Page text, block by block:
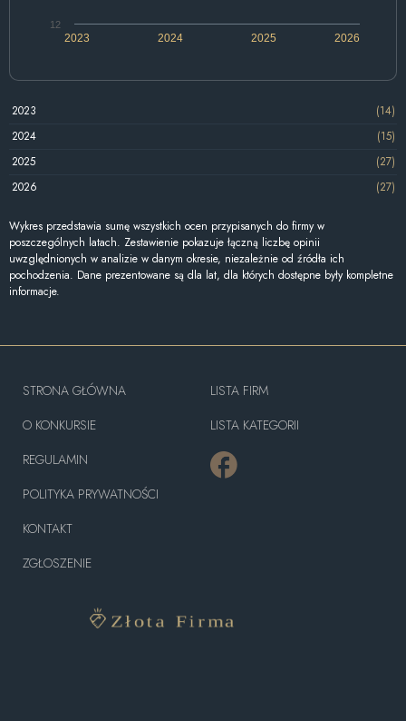
2024 2026
2023 2025
12
2023
(14)
2024
(15)
2025
(27)
2026
(27)
Wykres przedstawia sumę wszystkich ocen przypisanych do firmy w
poszczególnych latach. Zestawienie pokazuje łączną liczbę opinii
uwzględnionych w analizie w danym okresie, niezależnie od źródła ich
pochodzenia. Dane prezentowane są dla lat, dla których dostępne były kompletne
informacje.
STRONA GŁÓWNA
O KONKURSIE
REGULAMIN
POLITYKA PRYWATNOŚCI
KONTAKT
ZGŁOSZENIE
LISTA FIRM
LISTA KATEGORII